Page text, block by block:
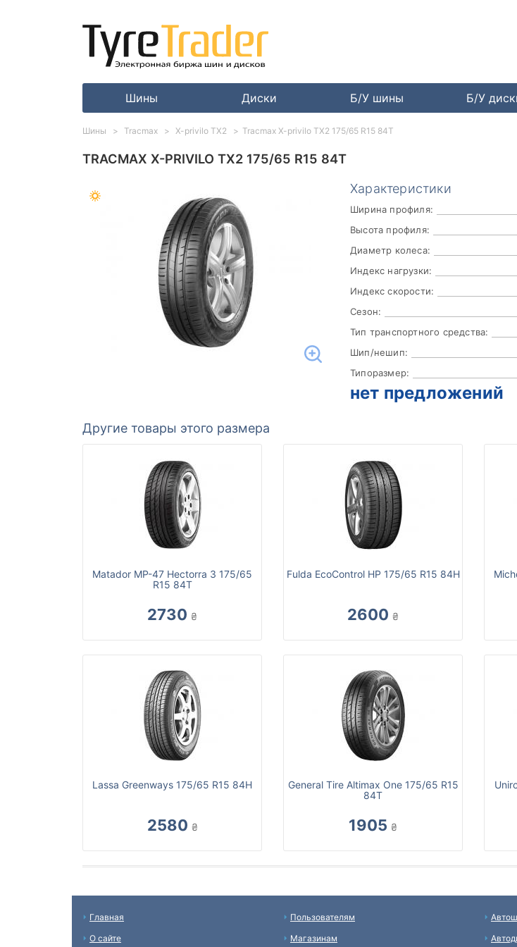
Шины Диски Б/У шины Б/У
TRACMAX X-PRIVILO TX2 175/65 R15 84T
Характеристики
Ширина профиля:
Высота профиля:
Диаметр колеса:
Индекс нагрузки:
Индекс скорости:
Сезон:
Тип транспортного средства:
Шип/нешип:
Типоразмер:
нет предложений
Другие товары этого размера
Matador MP-47 Hectorra 3 175/65
R15 84T
2730 ₴
Fulda EcoControl HP 175/65 R15 84H
2600 ₴
Lassa Greenways 175/65 R15 84H
2580 ₴
General Tire Altimax One 175/65 R15
84T
1905 ₴
Шины Tracmax X-privilo TX2 Tracmax X-privilo TX2 175/65 R15 84T
Главная
О сайте
Пользователям
Магазинам